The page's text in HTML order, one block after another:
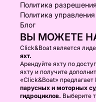
Политика
Политика
Блог
ВЫ МОЖЕТЕ
Click&Boat является
яхт.
Арендуйте яхту по
яхту и получите
«Click&Boat»
парусных и моторных
гидроциклов. Выберите